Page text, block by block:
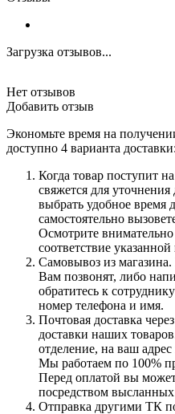
Загрузка отзывов...
Нет отзывов
Добавить отзыв
Экономьте время на
доступно 4 варианта доставки:
Когда товар поступит
свяжется для
выбрать удобное время
самостоятельно
Осмотрите
соответствие
Самовывоз из магазина.
Вам позвонят, либо
обратитесь к
номер телефона и имя.
Почтовая доставка
доставки наших
отделение, на ваш
Мы работаем по 100%
Перед оплатой вы
посредством
Отправка другими ТК